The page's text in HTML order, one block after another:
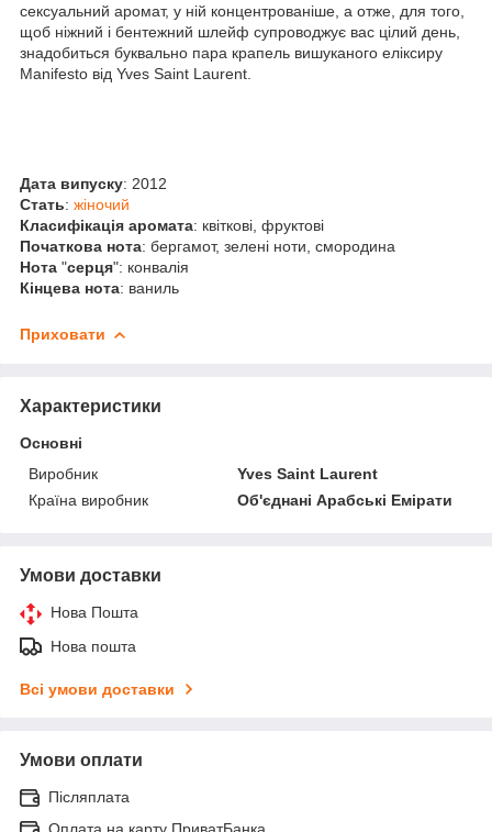
сексуальний аромат, у ній концентрованіше, а отже, для того,
щоб ніжний і бентежний шлейф супроводжує вас цілий день,
знадобиться буквально пара крапель вишуканого еліксиру
Manifesto від Yves Saint Laurent.
Дата випуску: 2012
Стать: жіночий
Класифікація аромата: квіткові, фруктові
Початкова нота: бергамот, зелені ноти, смородина
Нота "серця": конвалія
Кінцева нота: ваниль
Приховати
Характеристики
Основні
Виробник
Yves Saint Laurent
Країна виробник
Об'єднані Арабські Емірати
Умови доставки
Нова Пошта
Нова пошта
Всі умови доставки
Умови оплати
Післяплата
Оплата на карту ПриватБанка